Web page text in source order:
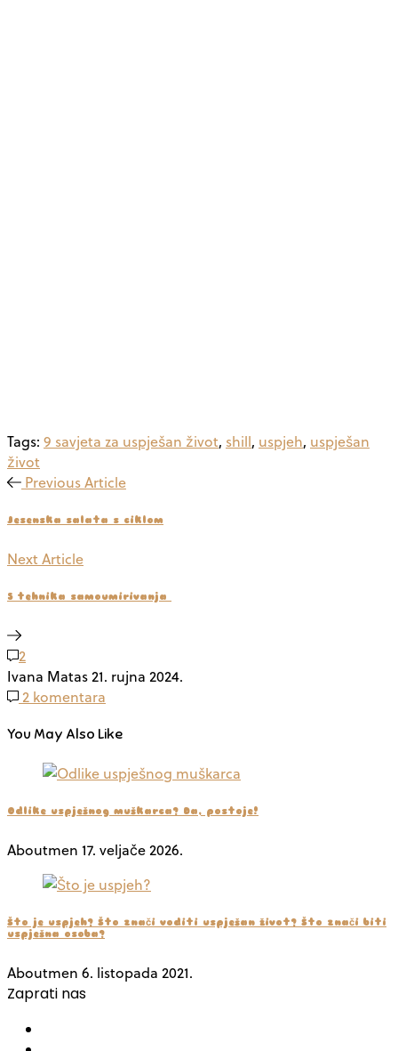
Tags: 9 savjeta za uspješan život, shill, uspjeh, uspješan
život
Previous Article
Jesenska salata s ciklom
Next Article
5 tehnika samoumirivanja
2
Ivana Matas21. rujna 2024.
2 komentara
You May Also Like
Odlike uspješnog muškarca? Da, postoje!
Aboutmen 17. veljače 2026.
Što je uspjeh? Što znači voditi uspješan život? Što znači biti
uspješna osoba?
Aboutmen 6. listopada 2021.
Zaprati nas